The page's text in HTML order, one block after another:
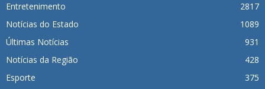
Entretenimento
2817
Notícias do Estado
1089
Últimas Notícias
931
Notícias da Região
428
Esporte
375